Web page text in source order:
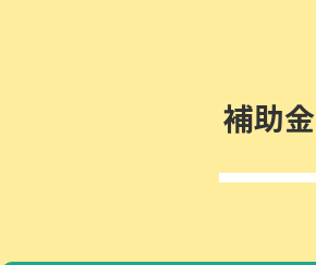
補助